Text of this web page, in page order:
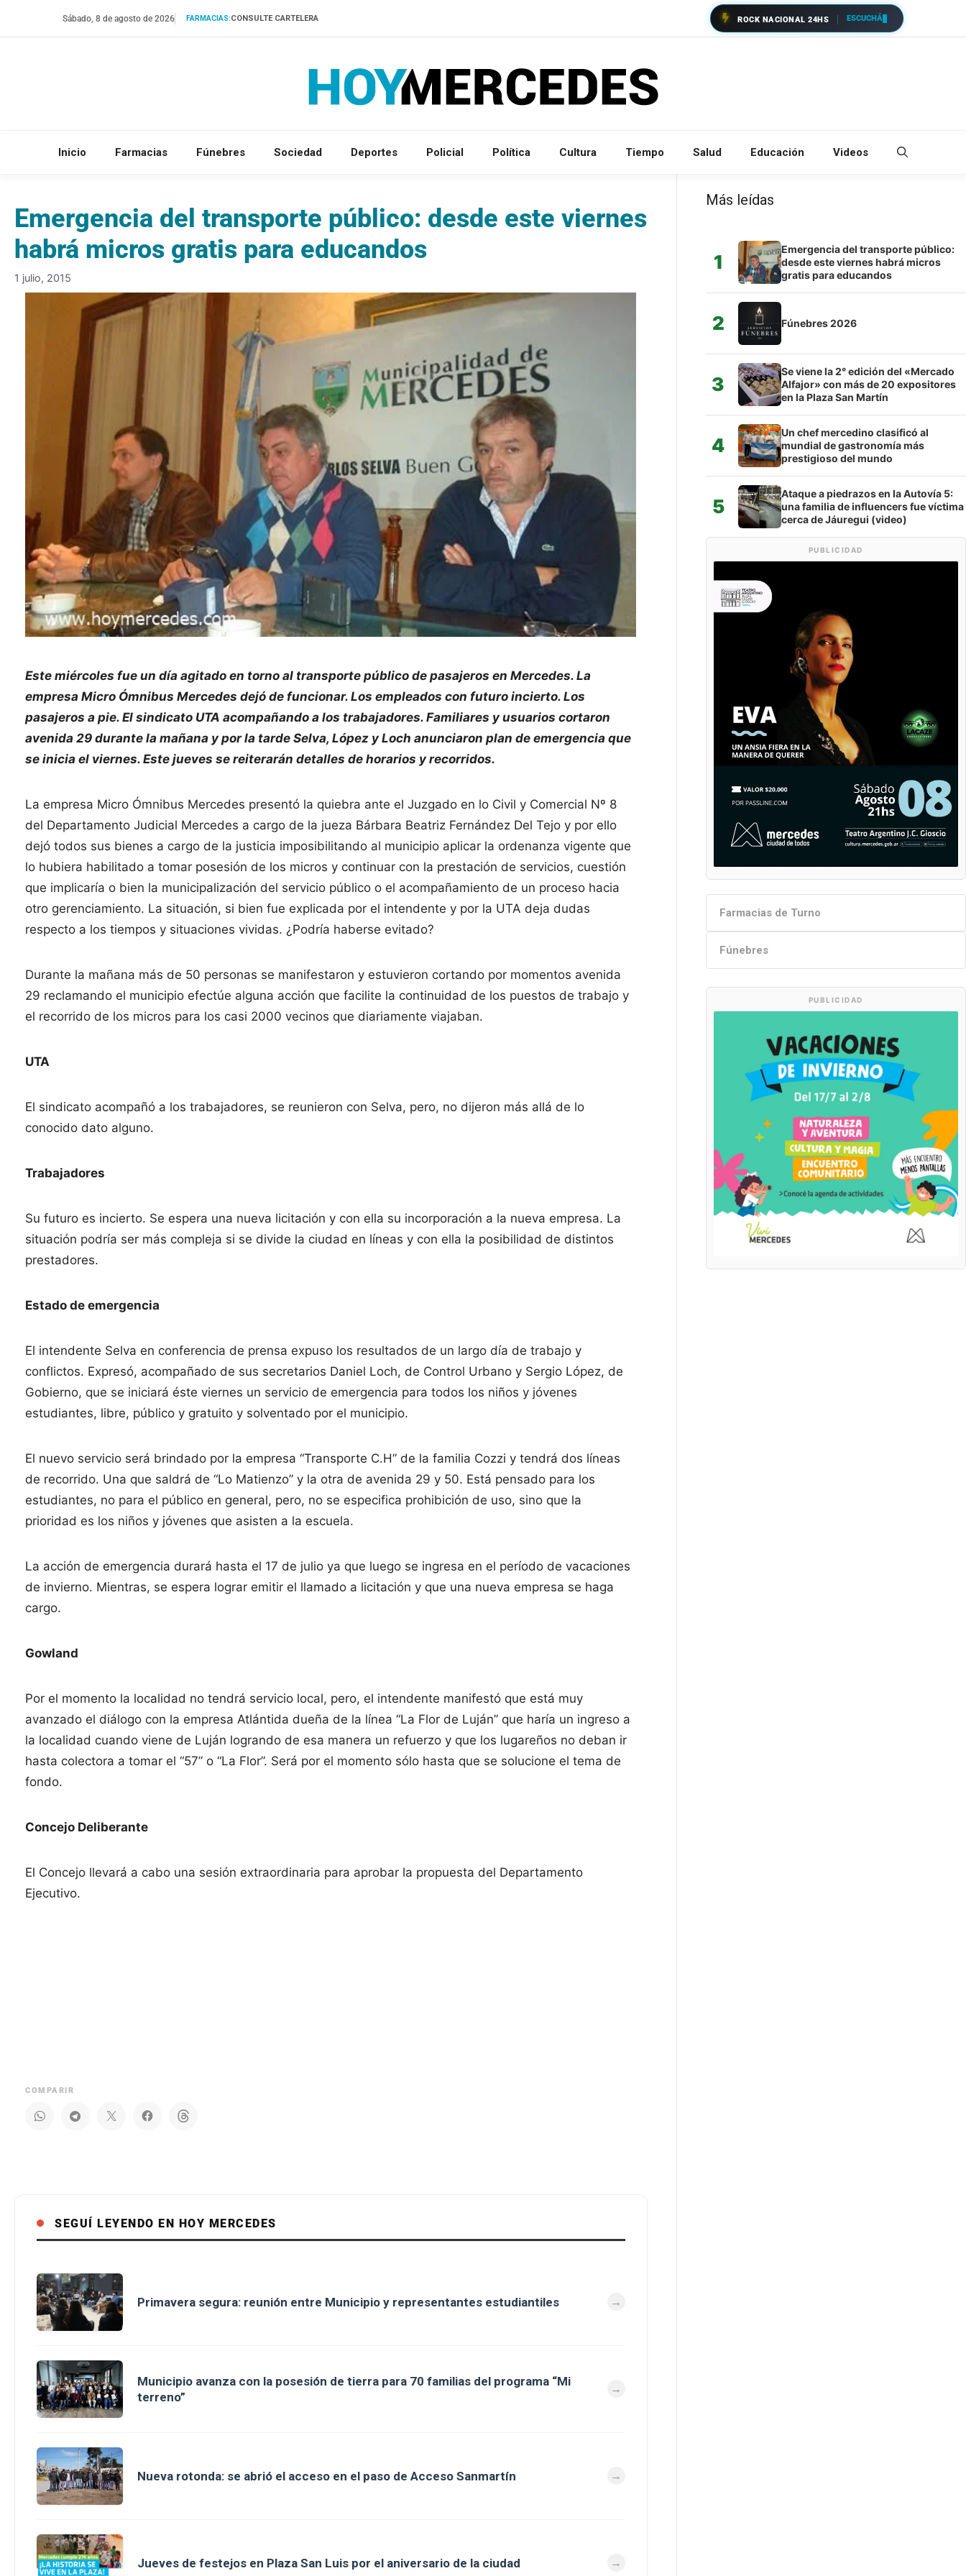
Sábado, 8 de agosto de 2026 FARMACIAS:CONSULTE CARTELERA ROCK NACIONAL 24HS ESCUCHÁ
Inicio Farmacias Fúnebres Sociedad Deportes Policial Política Cultura Tiempo Salud Educación Videos
Emergencia del transporte público: desde este viernes
habrá micros gratis para educandos
1 julio, 2015
Este miércoles fue un día agitado en torno al transporte público de pasajeros en Mercedes. La
empresa Micro Ómnibus Mercedes dejó de funcionar. Los empleados con futuro incierto. Los
pasajeros a pie. El sindicato UTA acompañando a los trabajadores. Familiares y usuarios cortaron
avenida 29 durante la mañana y por la tarde Selva, López y Loch anunciaron plan de emergencia que
se inicia el viernes. Este jueves se reiterarán detalles de horarios y recorridos.
La empresa Micro Ómnibus Mercedes presentó la quiebra ante el Juzgado en lo Civil y Comercial Nº 8
del Departamento Judicial Mercedes a cargo de la jueza Bárbara Beatriz Fernández Del Tejo y por ello
dejó todos sus bienes a cargo de la justicia imposibilitando al municipio aplicar la ordenanza vigente que
lo hubiera habilitado a tomar posesión de los micros y continuar con la prestación de servicios, cuestión
que implicaría o bien la municipalización del servicio público o el acompañamiento de un proceso hacia
otro gerenciamiento. La situación, si bien fue explicada por el intendente y por la UTA deja dudas
respecto a los tiempos y situaciones vividas. ¿Podría haberse evitado?
Durante la mañana más de 50 personas se manifestaron y estuvieron cortando por momentos avenida
29 reclamando el municipio efectúe alguna acción que facilite la continuidad de los puestos de trabajo y
el recorrido de los micros para los casi 2000 vecinos que diariamente viajaban.
UTA
El sindicato acompañó a los trabajadores, se reunieron con Selva, pero, no dijeron más allá de lo
conocido dato alguno.
Trabajadores
Su futuro es incierto. Se espera una nueva licitación y con ella su incorporación a la nueva empresa. La
situación podría ser más compleja si se divide la ciudad en líneas y con ella la posibilidad de distintos
prestadores.
Estado de emergencia
El intendente Selva en conferencia de prensa expuso los resultados de un largo día de trabajo y
conflictos. Expresó, acompañado de sus secretarios Daniel Loch, de Control Urbano y Sergio López, de
Gobierno, que se iniciará éste viernes un servicio de emergencia para todos los niños y jóvenes
estudiantes, libre, público y gratuito y solventado por el municipio.
El nuevo servicio será brindado por la empresa “Transporte C.H” de la familia Cozzi y tendrá dos líneas
de recorrido. Una que saldrá de “Lo Matienzo” y la otra de avenida 29 y 50. Está pensado para los
estudiantes, no para el público en general, pero, no se especifica prohibición de uso, sino que la
prioridad es los niños y jóvenes que asisten a la escuela.
La acción de emergencia durará hasta el 17 de julio ya que luego se ingresa en el período de vacaciones
de invierno. Mientras, se espera lograr emitir el llamado a licitación y que una nueva empresa se haga
cargo.
Gowland
Por el momento la localidad no tendrá servicio local, pero, el intendente manifestó que está muy
avanzado el diálogo con la empresa Atlántida dueña de la línea “La Flor de Luján” que haría un ingreso a
la localidad cuando viene de Luján logrando de esa manera un refuerzo y que los lugareños no deban ir
hasta colectora a tomar el “57” o “La Flor”. Será por el momento sólo hasta que se solucione el tema de
fondo.
Concejo Deliberante
El Concejo llevará a cabo una sesión extraordinaria para aprobar la propuesta del Departamento
Ejecutivo.
COMPARIR
SEGUÍ LEYENDO EN HOY MERCEDES
Primavera segura: reunión entre Municipio y representantes estudiantiles
Municipio avanza con la posesión de tierra para 70 familias del programa “Mi
terreno”
Nueva rotonda: se abrió el acceso en el paso de Acceso Sanmartín
Jueves de festejos en Plaza San Luis por el aniversario de la ciudad
Más leídas
1
Emergencia del transporte público:
desde este viernes habrá micros
gratis para educandos
2 Fúnebres 2026
3
Se viene la 2° edición del «Mercado
Alfajor» con más de 20 expositores
en la Plaza San Martín
4
Un chef mercedino clasificó al
mundial de gastronomía más
prestigioso del mundo
5
Ataque a piedrazos en la Autovía 5:
una familia de influencers fue víctima
cerca de Jáuregui (video)
PUBLICIDAD
Farmacias de Turno
Fúnebres
PUBLICIDAD